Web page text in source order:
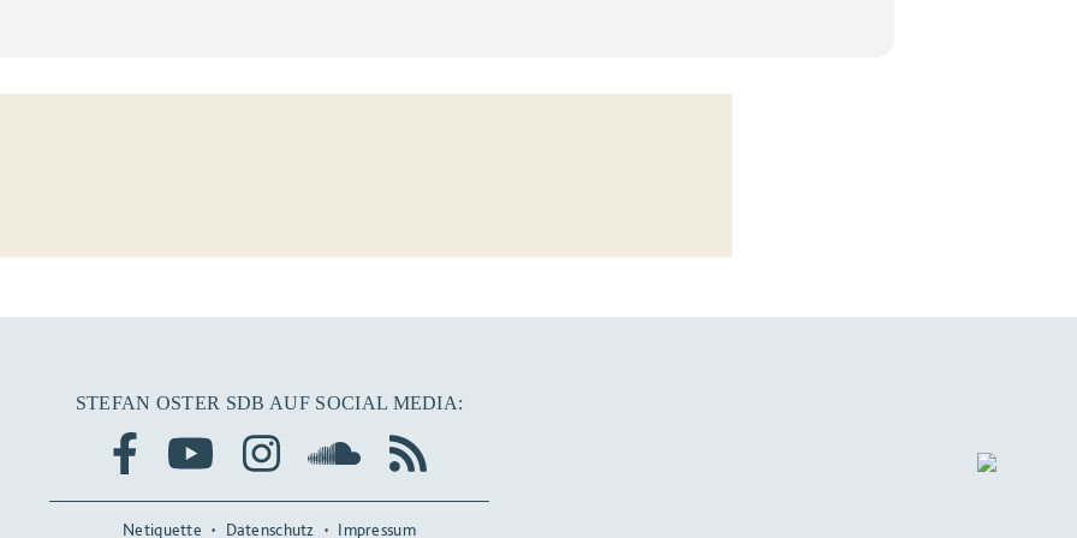
STEFAN OSTER SDB AUF SOCIAL MEDIA:
Netiquette Datenschutz Impressum